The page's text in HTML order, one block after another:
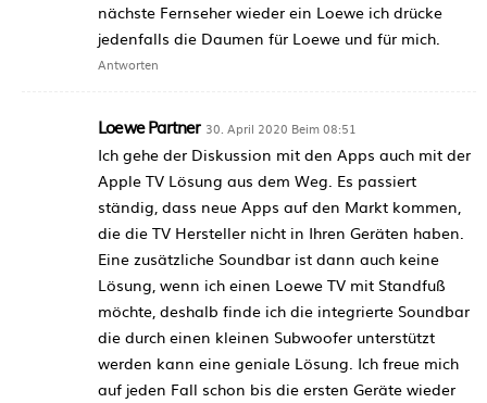
nächste Fernseher wieder ein Loewe ich drücke
jedenfalls die Daumen für Loewe und für mich.
Antworten
Loewe Partner 30. April 2020 Beim 08:51
Ich gehe der Diskussion mit den Apps auch mit der
Apple TV Lösung aus dem Weg. Es passiert
ständig, dass neue Apps auf den Markt kommen,
die die TV Hersteller nicht in Ihren Geräten haben.
Eine zusätzliche Soundbar ist dann auch keine
Lösung, wenn ich einen Loewe TV mit Standfuß
möchte, deshalb finde ich die integrierte Soundbar
die durch einen kleinen Subwoofer unterstützt
werden kann eine geniale Lösung. Ich freue mich
auf jeden Fall schon bis die ersten Geräte wieder